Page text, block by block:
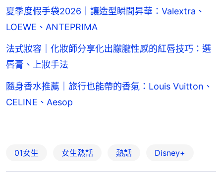
夏季度假手袋2026｜讓造型瞬間昇華：Valextra、
LOEWE、ANTEPRIMA
法式妝容｜化妝師分享化出朦朧性感的紅唇技巧：選
唇膏、上妝手法
隨身香水推薦｜旅行也能帶的香氣：Louis Vuitton、
CELINE、Aesop
01女生 女生熱話 熱話 Disney+